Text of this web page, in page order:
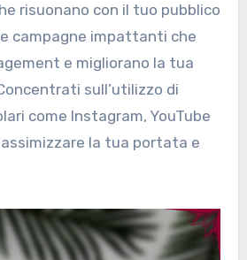
risuonano con il tuo pubblico
campagne impattanti che
e migliorano la tua
sull’utilizzo di
come Instagram, YouTube
la tua portata e